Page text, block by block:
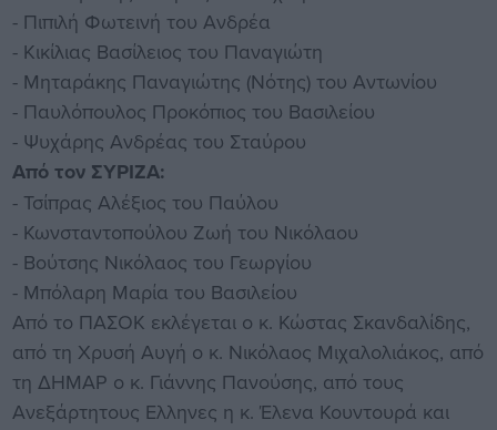
- Πιπιλή Φωτεινή του Ανδρέα
- Κικίλιας Βασίλειος του Παναγιώτη
- Μηταράκης Παναγιώτης (Νότης) του Αντωνίου
- Παυλόπουλος Προκόπιος του Βασιλείου
- Ψυχάρης Ανδρέας του Σταύρου
Από τον ΣΥΡΙΖΑ:
- Τσίπρας Αλέξιος του Παύλου
- Κωνσταντοπούλου Ζωή του Νικόλαου
- Βούτσης Νικόλαος του Γεωργίου
- Μπόλαρη Μαρία του Βασιλείου
Από το ΠΑΣΟΚ εκλέγεται ο κ. Κώστας Σκανδαλίδης,
από τη Χρυσή Αυγή ο κ. Νικόλαος Μιχαλολιάκος, από
τη ΔΗΜΑΡ ο κ. Γιάννης Πανούσης, από τους
Ανεξάρτητους Ελληνες η κ. Έλενα Κουντουρά και